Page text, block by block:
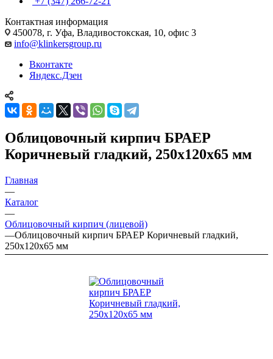
Контактная информация
450078, г. Уфа, Владивостокская, 10, офис 3
info@klinkersgroup.ru
Вконтакте
Яндекс.Дзен
Облицовочный кирпич БРАЕР
Коричневый гладкий, 250х120х65 мм
Главная
—
Каталог
—
Облицовочный кирпич (лицевой)
—Облицовочный кирпич БРАЕР Коричневый гладкий,
250х120х65 мм